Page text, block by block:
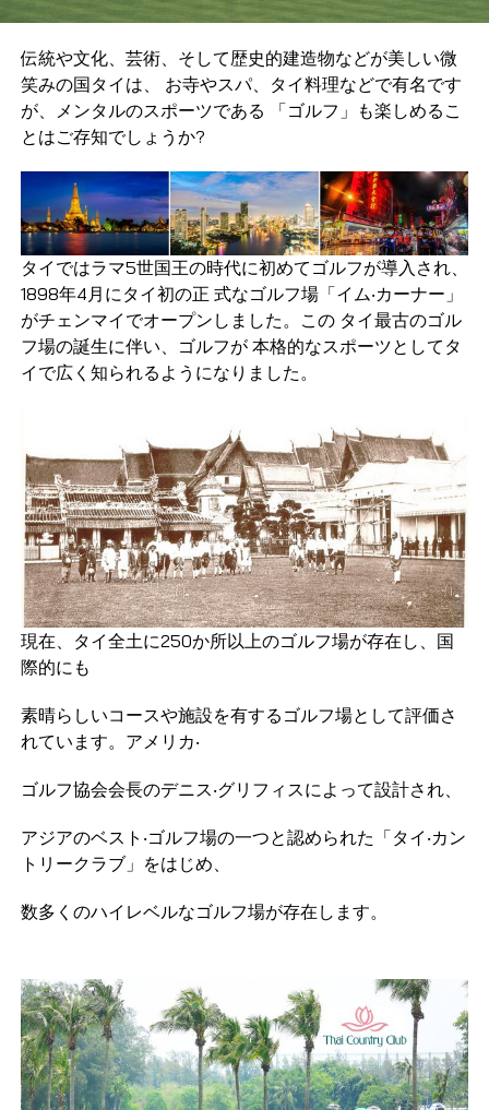
伝統や文化、芸術、そして歴史的建造物などが美しい微
笑みの国タイは、 お寺やスパ、タイ料理などで有名です
が、メンタルのスポーツである 「ゴルフ」も楽しめるこ
とはご存知でしょうか?
タイではラマ5世国王の時代に初めてゴルフが導入され、
1898年4月にタイ初の正 式なゴルフ場「イム‧カーナー」
がチェンマイでオープンしました。この タイ最古のゴル
フ場の誕生に伴い、ゴルフが 本格的なスポーツとしてタ
イで広く知られるようになりました。
現在、タイ全土に250か所以上のゴルフ場が存在し、国
際的にも
素晴らしいコースや施設を有するゴルフ場として評価さ
れています。アメリカ‧
ゴルフ協会会長のデニス‧グリフィスによって設計され、
アジアのベスト‧ゴルフ場の一つと認められた「タイ‧カン
トリークラブ」をはじめ、
数多くのハイレベルなゴルフ場が存在します。